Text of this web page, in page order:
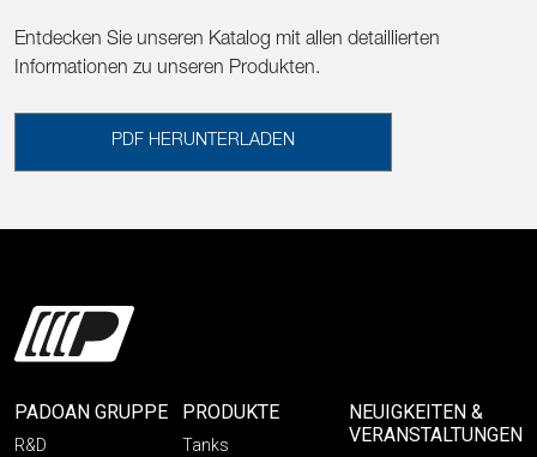
Entdecken Sie unseren Katalog mit allen detaillierten
Informationen zu unseren Produkten.
PDF HERUNTERLADEN
PADOAN GRUPPE
R&D
PRODUKTE
Tanks
NEUIGKEITEN &
VERANSTALTUNGEN